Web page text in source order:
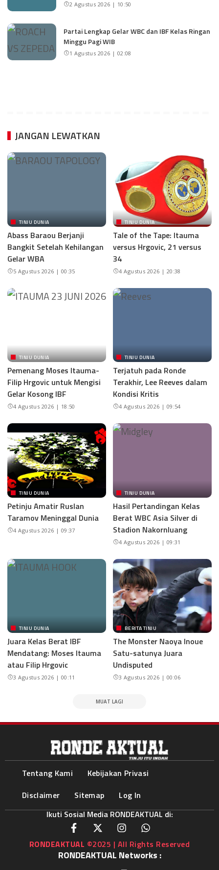
2 Agustus 2026 | 10:50
Partai Lengkap Gelar WBC dan IBF Kelas Ringan
Minggu Pagi WIB
1 Agustus 2026 | 02:08
JANGAN LEWATKAN
TINJU DUNIA
Abass Baraou Berjanji
Bangkit Setelah Kehilangan
Gelar WBA
5 Agustus 2026 | 00:35
TINJU DUNIA
Tale of the Tape: Itauma
versus Hrgovic, 21 versus
34
4 Agustus 2026 | 20:38
TINJU DUNIA
Pemenang Moses Itauma-
Filip Hrgovic untuk Mengisi
Gelar Kosong IBF
4 Agustus 2026 | 18:50
TINJU DUNIA
Terjatuh pada Ronde
Terakhir, Lee Reeves dalam
Kondisi Kritis
4 Agustus 2026 | 09:54
TINJU DUNIA
Petinju Amatir Ruslan
Taramov Meninggal Dunia
4 Agustus 2026 | 09:37
TINJU DUNIA
Hasil Pertandingan Kelas
Berat WBC Asia Silver di
Stadion Nakornluang
4 Agustus 2026 | 09:31
TINJU DUNIA
Juara Kelas Berat IBF
Mendatang: Moses Itauma
atau Filip Hrgovic
3 Agustus 2026 | 00:11
BERITA TINJU
The Monster Naoya Inoue
Satu-satunya Juara
Undisputed
3 Agustus 2026 | 00:06
MUAT LAGI
Tentang Kami
Kebijakan Privasi
Disclaimer
Sitemap
Log In
Ikuti Sosial Media RONDEAKTUAL di:
RONDEAKTUAL ©2025 | All Rights Reserved
RONDEAKTUAL Networks :